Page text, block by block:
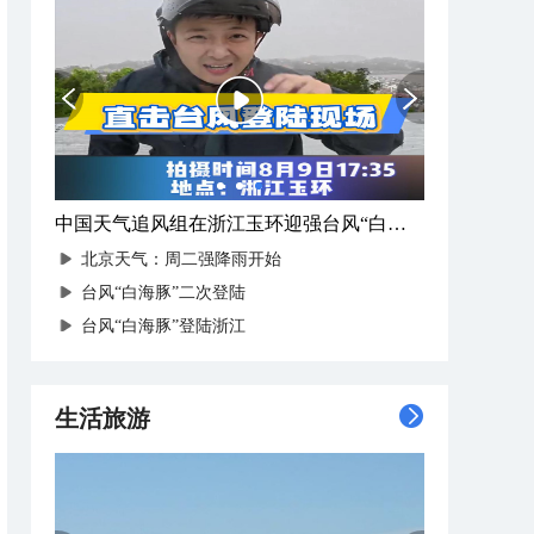
中国天气追风组在浙江玉环迎强台风“白海豚”登陆
北京天气：周二强降雨开始
台风“白海豚”二次登陆
台风“白海豚”登陆浙江
生活旅游